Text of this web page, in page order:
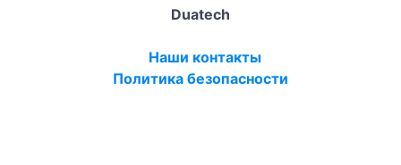
Duatech
Наши контакты
Политика безопасности